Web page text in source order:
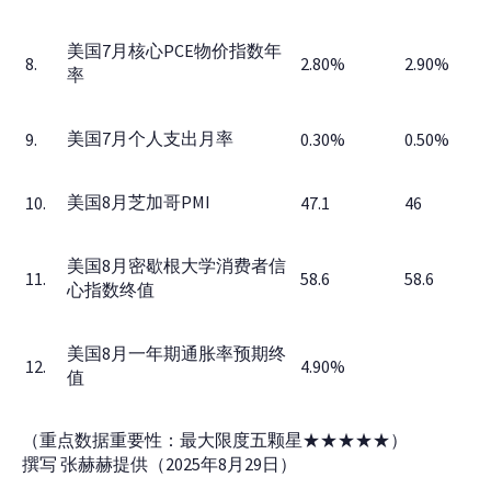
8.
美国7月核心PCE物价指数年
率
2.80% 2.90%
9. 美国7月个人支出月率 0.30% 0.50%
10. 美国8月芝加哥PMI 47.1 46
11.
美国8月密歇根大学消费者信
心指数终值
58.6 58.6
12.
美国8月一年期通胀率预期终
值
4.90%
（重点数据重要性：最大限度五颗星★★★★★）
撰写 张赫赫提供（2025年8月29日）